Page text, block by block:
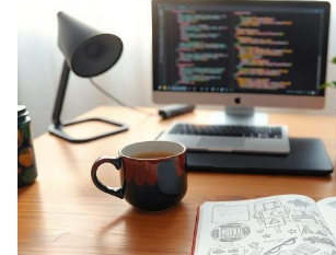
MATINAIS
NOTURNAS
QUE
ME
AJUDAM
A
CRESCER